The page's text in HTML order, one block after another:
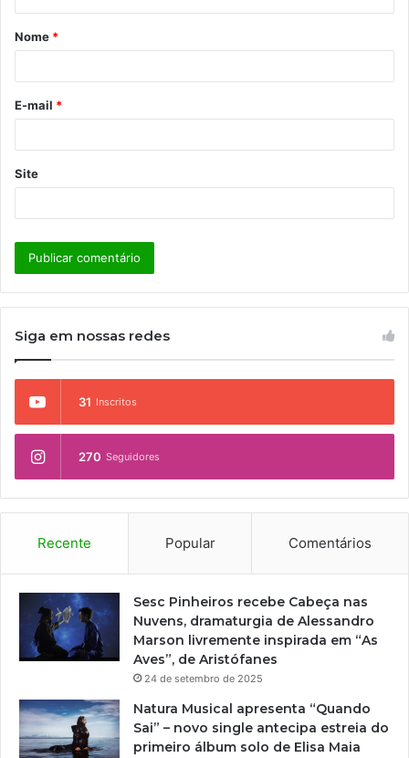
á
r
*
Nome *
E-mail *
Site
Siga em nossas redes
31 Inscritos
270 Seguidores
Recente Popular Comentários
Sesc Pinheiros recebe Cabeça nas
Nuvens, dramaturgia de Alessandro
Marson livremente inspirada em “As
Aves”, de Aristófanes
24 de setembro de 2025
Natura Musical apresenta “Quando
Sai” – novo single antecipa estreia do
primeiro álbum solo de Elisa Maia